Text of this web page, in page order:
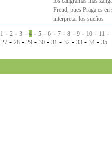
Freud, pues Praga es
interpretar los sueños
1 -2 -3 -4 -5 -6 - 7- 8- 9- 10- 11 -
27 - 28 - 29 - 30 - 31 - 32 - 33 - 34 - 35